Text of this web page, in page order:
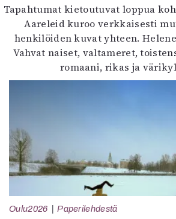
Tapahtumat kietoutuvat loppua
Aareleid kuroo verkkaisesti
henkilöiden kuvat yhteen.
Vahvat naiset, valtameret,
romaani, rikas ja
Oulu2026 Paperilehdestä